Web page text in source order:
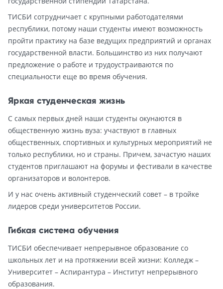
ТИСБИ сотрудничает с крупными работодателями
республики, потому наши студенты имеют возможность
пройти практику на базе ведущих предприятий и органах
государственной власти. Большинство из них получают
предложение о работе и трудоустраиваются по
специальности еще во время обучения.
Яркая студенческая жизнь
С самых первых дней наши студенты окунаются в
общественную жизнь вуза: участвуют в главных
общественных, спортивных и культурных мероприятий не
только республики, но и страны. Причем, зачастую наших
студентов приглашают на форумы и фестивали в качестве
организаторов и волонтеров.
И у нас очень активный студенческий совет – в тройке
лидеров среди университетов России.
Гибкая система обучения
ТИСБИ обеспечивает непрерывное образование со
школьных лет и на протяжении всей жизни: Колледж –
Университет – Аспирантура – Институт непрерывного
образования.